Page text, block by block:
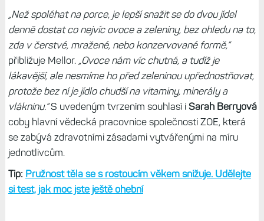
„Než spoléhat na porce, je lepší snažit se do dvou jídel
denně dostat co nejvíc ovoce a zeleniny, bez ohledu na to,
zda v čerstvé, mražené, nebo konzervované formě,“
přibližuje Mellor. „Ovoce nám víc chutná, a tudíž je
lákavější, ale nesmíme ho před zeleninou upřednostňovat,
protože bez ní je jídlo chudší na vitaminy, minerály a
vlákninu.“S uvedeným tvrzením souhlasí i Sarah Berryová
coby hlavní vědecká pracovnice společnosti ZOE, která
se zabývá zdravotními zásadami vytvářenými na míru
jednotlivcům.
Tip: Pružnost těla se s rostoucím věkem snižuje. Udělejte
si test, jak moc jste ještě ohební